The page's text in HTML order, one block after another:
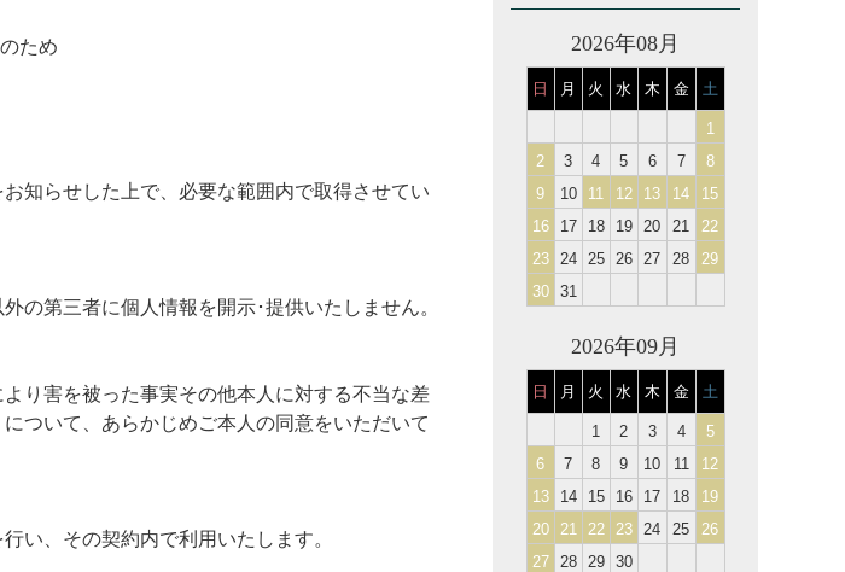
ため
知らせした上で、必要な範囲内で取得させてい
の第三者に個人情報を開示･提供いたしません。
り害を被った事実その他本人に対する不当な差
ついて、あらかじめご本人の同意をいただいて
い、その契約内で利用いたします。
2026年08月
日 月 火 水 木 金 土
1
2
3 4 5 6 7
8
9
10 11 12 13 14
15
16
17 18 19 20 21
22
23
24 25 26 27 28
29
30
31
2026年09月
日 月 火 水 木 金 土
1 2 3 4
5
6
7 8 9 10 11
12
13
14 15 16 17 18
19
20
21 22 23 24 25
26
27
28 29 30